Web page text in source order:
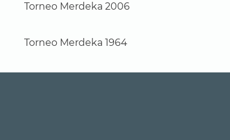
Torneo Merdeka 2006
Torneo Merdeka 1964